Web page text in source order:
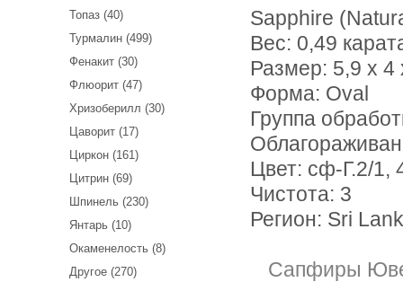
Топаз (40)
Турмалин (499)
Фенакит (30)
Флюорит (47)
Хризоберилл (30)
Цаворит (17)
Циркон (161)
Цитрин (69)
Шпинель (230)
Янтарь (10)
Окаменелость (8)
Другое (270)
Sapphire
Вес: 0,49
Размер: 5,9 х
Форма: Oval
Группа
Цвет: сф-Г.2/1,
Чистота: 3
Регион: Sri
Сапфиры